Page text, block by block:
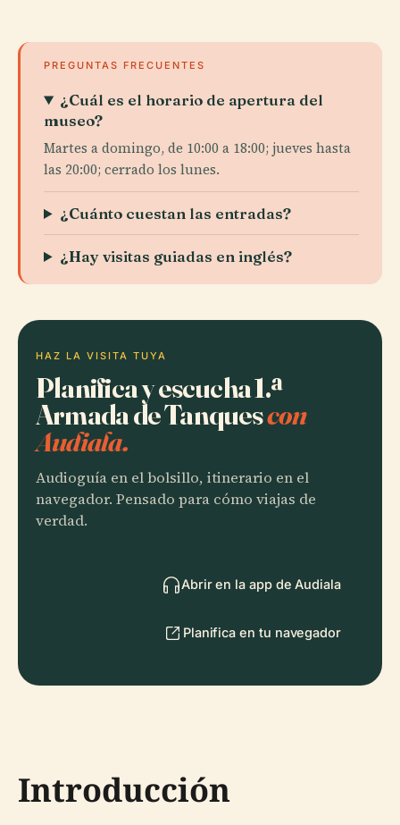
PREGUNTAS FRECUENTES
¿Cuál es el horario de apertura del
museo?
Martes a domingo, de 10:00 a 18:00; jueves hasta
las 20:00; cerrado los lunes.
¿Cuánto cuestan las entradas?
¿Hay visitas guiadas en inglés?
HAZ LA VISITA TUYA
Planifica y escucha 1.ª
Armada de Tanquescon
Audiala.
Audioguía en el bolsillo, itinerario en el
navegador. Pensado para cómo viajas de
verdad.
Abrir en la app de Audiala
Planifica en tu navegador
Introducción